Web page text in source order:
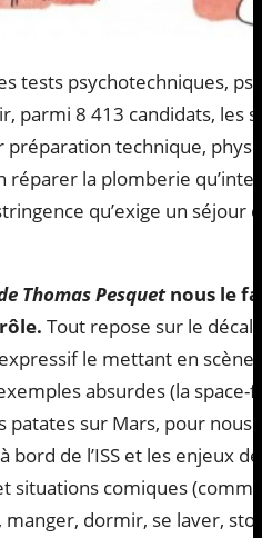
tests psychotechniques,
parmi 8 413 candidats, les
préparation technique,
réparer la plomberie
qu’exige un séjour
Thomas Pesquetnous le
Tout repose sur le
le mettant en
absurdes (la
patates sur Mars, pour
bord de l’ISS et les enjeux
situations comiques
dormir, se laver,